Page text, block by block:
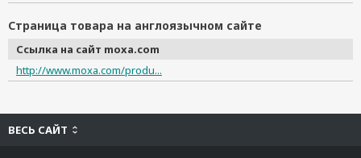
Страница товара на англоязычном сайте
Ссылка на сайт moxa.com
http://www.moxa.com/produ...
ВЕСЬ САЙТ